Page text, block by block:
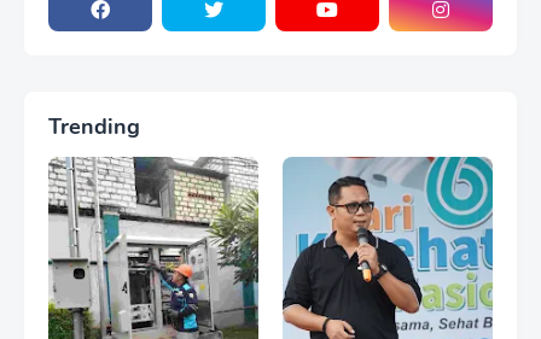
Trending